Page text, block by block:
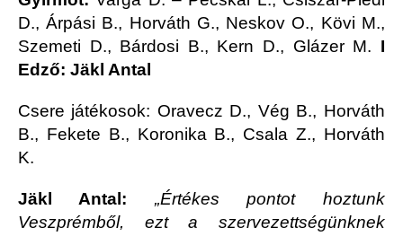
D., Árpási B., Horváth G., Neskov O., Kövi M.,
Szemeti D., Bárdosi B., Kern D., Glázer M. I
Edző: Jäkl Antal
Csere játékosok: Oravecz D., Vég B., Horváth
B., Fekete B., Koronika B., Csala Z., Horváth
K.
Jäkl Antal: „Értékes pontot hoztunk
Veszprémből, ezt a szervezettségünknek